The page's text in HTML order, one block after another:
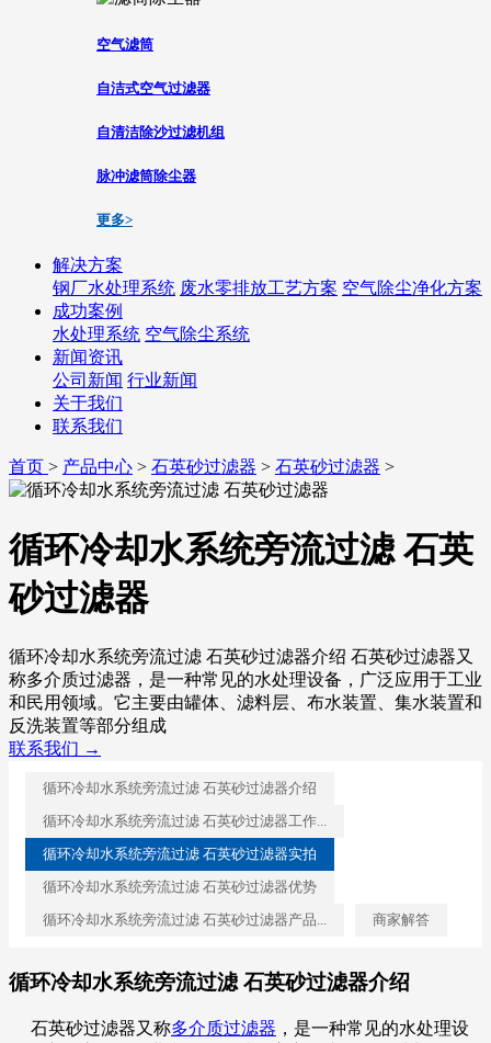
空气滤筒
自洁式空气过滤器
自清洁除沙过滤机组
脉冲滤筒除尘器
更多>
解决方案
钢厂水处理系统 废水零排放工艺方案 空气除尘净化方案
成功案例
水处理系统 空气除尘系统
新闻资讯
公司新闻 行业新闻
关于我们
联系我们
首页 > 产品中心 > 石英砂过滤器 > 石英砂过滤器 >
循环冷却水系统旁流过滤 石英
砂过滤器
循环冷却水系统旁流过滤 石英砂过滤器介绍 石英砂过滤器又
称多介质过滤器，是一种常见的水处理设备，广泛应用于工业
和民用领域。它主要由罐体、滤料层、布水装置、集水装置和
反洗装置等部分组成
联系我们 →
循环冷却水系统旁流过滤 石英砂过滤器介绍
循环冷却水系统旁流过滤 石英砂过滤器工作...
循环冷却水系统旁流过滤 石英砂过滤器实拍
循环冷却水系统旁流过滤 石英砂过滤器优势
循环冷却水系统旁流过滤 石英砂过滤器产品...
商家解答
循环冷却水系统旁流过滤 石英砂过滤器介绍
石英砂过滤器又称多介质过滤器 ， 是一种常见的水处理设